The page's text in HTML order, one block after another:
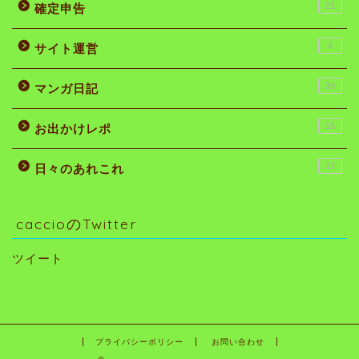
確定申告 21
サイト運営 4
マンガ日記 39
お出かけレポ 15
日々のあれこれ 17
caccioのTwitter
ツイート
プライバシーポリシー お問い合わせ